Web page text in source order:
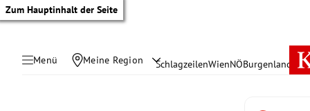
Zum Hauptinhalt der Seite
Menü Meine Region SchlagzeilenWienNÖBurgenland